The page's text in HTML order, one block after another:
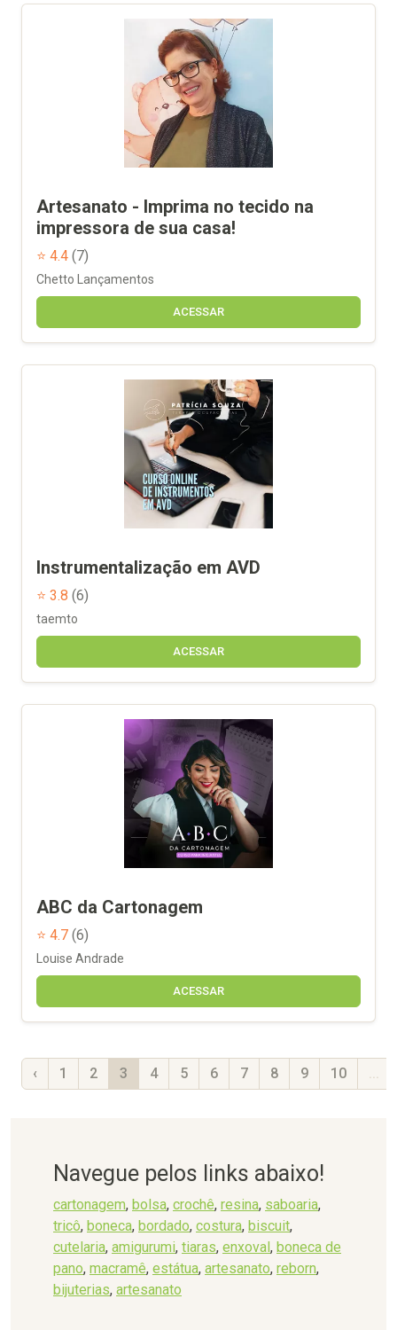
Artesanato - Imprima no tecido na
impressora de sua casa!
⭐ 4.4 (7)
Chetto Lançamentos
ACESSAR
Instrumentalização em AVD
⭐ 3.8 (6)
taemto
ACESSAR
ABC da Cartonagem
⭐ 4.7 (6)
Louise Andrade
ACESSAR
‹ 1 2 3 4 5 6 7 8 9 10
Navegue pelos links abaixo!
cartonagem, bolsa, crochê, resina, saboaria,
tricô, boneca, bordado, costura, biscuit,
cutelaria, amigurumi, tiaras, enxoval, boneca de
pano, macramê, estátua, artesanato, reborn,
bijuterias, artesanato